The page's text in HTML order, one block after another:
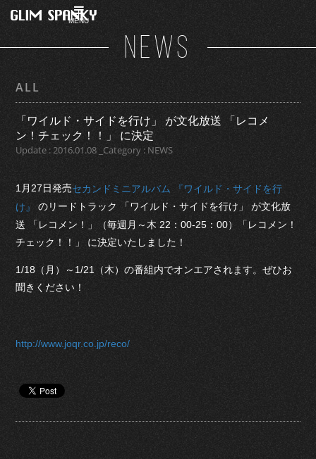
MENU
NEWS
ALL
「ワイルド・サイドを行け」 が文化放送 「レコメ
ン！チェック！！」 に決定
Update : 2016.01.08 _Category : NEWS
1月27日発売セカンドミニアルバム 『ワイルド・サイドを行
け』
のリードトラック 「ワイルド・サイドを行け」 が文化放
送 「レコメン！」（毎週月～木 22：00-25：00）「レコメン！
チェック！！」 に決定いたしました！
1/18（月）～1/21（木）の番組内でオンエアされます。ぜひお
聞きください！
http://www.joqr.co.jp/reco/